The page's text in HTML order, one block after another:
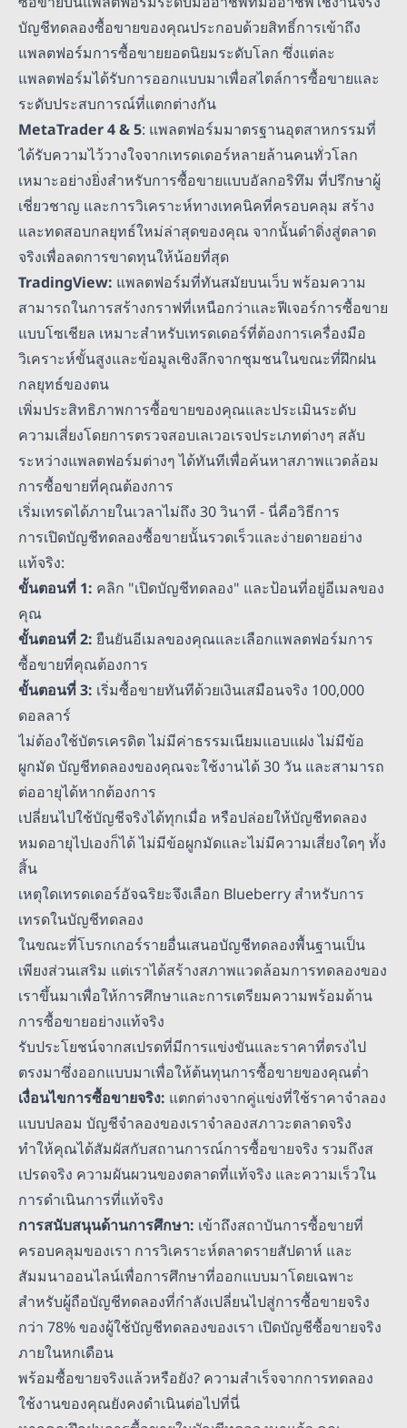
บัญชีทดลองซื้อขายของคุณประกอบด้วยสิทธิ์การเข้าถึง
แพลตฟอร์มการซื้อขายยอดนิยมระดับโลก ซึ่งแต่ละ
แพลตฟอร์มได้รับการออกแบบมาเพื่อสไตล์การซื้อขายและ
ระดับประสบการณ์ที่แตกต่างกัน
MetaTrader 4 & 5: แพลตฟอร์มมาตรฐานอุตสาหกรรมที่
ได้รับความไว้วางใจจากเทรดเดอร์หลายล้านคนทั่วโลก
เหมาะอย่างยิ่งสำหรับการซื้อขายแบบอัลกอริทึม ที่ปรึกษาผู้
เชี่ยวชาญ และการวิเคราะห์ทางเทคนิคที่ครอบคลุม สร้าง
และทดสอบกลยุทธ์ใหม่ล่าสุดของคุณ จากนั้นดำดิ่งสู่ตลาด
จริงเพื่อลดการขาดทุนให้น้อยที่สุด
TradingView: แพลตฟอร์มที่ทันสมัยบนเว็บ พร้อมความ
สามารถในการสร้างกราฟที่เหนือกว่าและฟีเจอร์การซื้อขาย
แบบโซเชียล เหมาะสำหรับเทรดเดอร์ที่ต้องการเครื่องมือ
วิเคราะห์ขั้นสูงและข้อมูลเชิงลึกจากชุมชนในขณะที่ฝึกฝน
กลยุทธ์ของตน
เพิ่มประสิทธิภาพการซื้อขายของคุณและประเมินระดับ
ความเสี่ยงโดยการตรวจสอบเลเวอเรจประเภทต่างๆ สลับ
ระหว่างแพลตฟอร์มต่างๆ ได้ทันทีเพื่อค้นหาสภาพแวดล้อม
การซื้อขายที่คุณต้องการ
เริ่มเทรดได้ภายในเวลาไม่ถึง 30 วินาที - นี่คือวิธีการ
การเปิดบัญชีทดลองซื้อขายนั้นรวดเร็วและง่ายดายอย่าง
แท้จริง:
ขั้นตอนที่ 1: คลิก "เปิดบัญชีทดลอง" และป้อนที่อยู่อีเมลของ
คุณ
ขั้นตอนที่ 2: ยืนยันอีเมลของคุณและเลือกแพลตฟอร์มการ
ซื้อขายที่คุณต้องการ
ขั้นตอนที่ 3: เริ่มซื้อขายทันทีด้วยเงินเสมือนจริง 100,000
ดอลลาร์
ไม่ต้องใช้บัตรเครดิต ไม่มีค่าธรรมเนียมแอบแฝง ไม่มีข้อ
ผูกมัด บัญชีทดลองของคุณจะใช้งานได้ 30 วัน และสามารถ
ต่ออายุได้หากต้องการ
เปลี่ยนไปใช้บัญชีจริงได้ทุกเมื่อ หรือปล่อยให้บัญชีทดลอง
หมดอายุไปเองก็ได้ ไม่มีข้อผูกมัดและไม่มีความเสี่ยงใดๆ ทั้ง
สิ้น
เหตุใดเทรดเดอร์อัจฉริยะจึงเลือก Blueberry สำหรับการ
เทรดในบัญชีทดลอง
ในขณะที่โบรกเกอร์รายอื่นเสนอบัญชีทดลองพื้นฐานเป็น
เพียงส่วนเสริม แต่เราได้สร้างสภาพแวดล้อมการทดลองของ
เราขึ้นมาเพื่อให้การศึกษาและการเตรียมความพร้อมด้าน
การซื้อขายอย่างแท้จริง
รับประโยชน์จากสเปรดที่มีการแข่งขันและราคาที่ตรงไป
ตรงมาซึ่งออกแบบมาเพื่อให้ต้นทุนการซื้อขายของคุณต่ำ
เงื่อนไขการซื้อขายจริง: แตกต่างจากคู่แข่งที่ใช้ราคาจำลอง
แบบปลอม บัญชีจำลองของเราจำลองสภาวะตลาดจริง
ทำให้คุณได้สัมผัสกับสถานการณ์การซื้อขายจริง รวมถึงส
เปรดจริง ความผันผวนของตลาดที่แท้จริง และความเร็วใน
การดำเนินการที่แท้จริง
การสนับสนุนด้านการศึกษา: เข้าถึงสถาบันการซื้อขายที่
ครอบคลุมของเรา การวิเคราะห์ตลาดรายสัปดาห์ และ
สัมมนาออนไลน์เพื่อการศึกษาที่ออกแบบมาโดยเฉพาะ
สำหรับผู้ถือบัญชีทดลองที่กำลังเปลี่ยนไปสู่การซื้อขายจริง
กว่า 78% ของผู้ใช้บัญชีทดลองของเรา เปิดบัญชีซื้อขายจริง
ภายในหกเดือน
พร้อมซื้อขายจริงแล้วหรือยัง? ความสำเร็จจากการทดลอง
ใช้งานของคุณยังคงดำเนินต่อไปที่นี่